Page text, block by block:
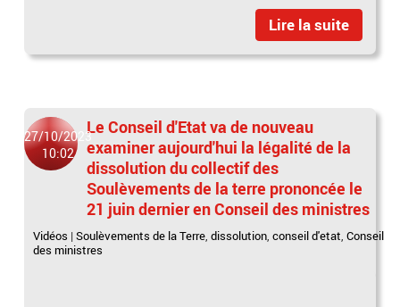
Lire la suite
27/10/2023
10:02
Le Conseil d'Etat va de nouveau
examiner aujourd'hui la légalité de la
dissolution du collectif des
Soulèvements de la terre prononcée le
21 juin dernier en Conseil des ministres
Vidéos |Soulèvements de la Terre,dissolution,conseil d'etat,Conseil
des ministres